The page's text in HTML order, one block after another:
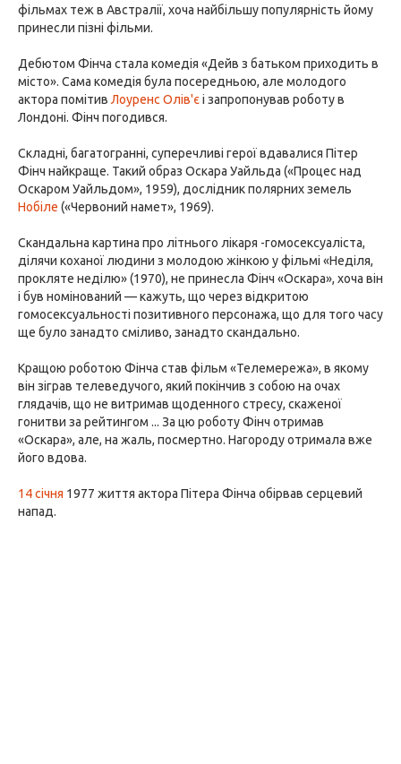
фільмах теж в Австралії, хоча найбільшу популярність йому
принесли пізні фільми.
Дебютом Фінча стала комедія «Дейв з батьком приходить в
місто». Сама комедія була посередньою, але молодого
актора помітив Лоуренс Олів'єі запропонував роботу в
Лондоні. Фінч погодився.
Складні, багатогранні, суперечливі герої вдавалися Пітер
Фінч найкраще. Такий образ Оскара Уайльда («Процес над
Оскаром Уайльдом», 1959), дослідник полярних земель
Нобіле («Червоний намет», 1969).
Скандальна картина про літнього лікаря -гомосексуаліста,
ділячи коханої людини з молодою жінкою у фільмі «Неділя,
прокляте неділю» (1970), не принесла Фінч «Оскара», хоча він
і був номінований — кажуть, що через відкритою
гомосексуальності позитивного персонажа, що для того часу
ще було занадто сміливо, занадто скандально.
Кращою роботою Фінча став фільм «Телемережа», в якому
він зіграв телеведучого, який покінчив з собою на очах
глядачів, що не витримав щоденного стресу, скаженої
гонитви за рейтингом ... За цю роботу Фінч отримав
«Оскара», але, на жаль, посмертно. Нагороду отримала вже
його вдова.
14 січня 1977 життя актора Пітера Фінча обірвав серцевий
напад.